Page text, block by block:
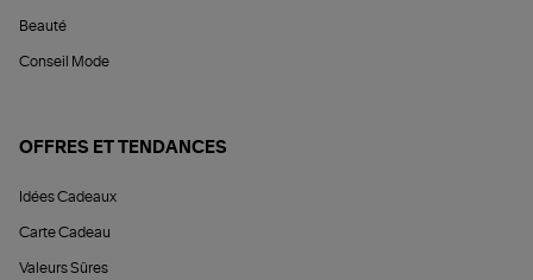
Beauté
Conseil Mode
OFFRES ET TENDANCES
Idées Cadeaux
Carte Cadeau
Valeurs Sûres